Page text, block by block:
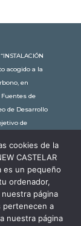
acogido a la
en
de
de Desarrollo
de
de 60kW, la
34,79
km en coche
cookies de la
CASTELAR
es un pequeño
ordenador,
página
pertenecen a
nuestra página